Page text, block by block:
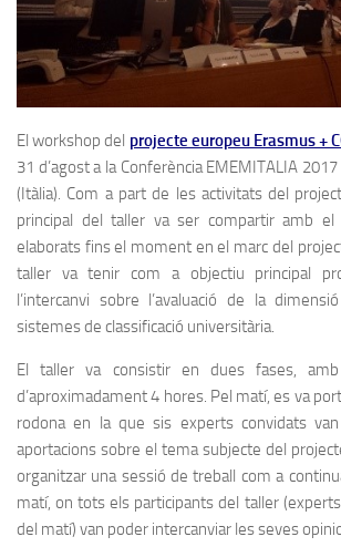
El workshop del projecte europeu Erasmus +
31 d’agost a la Conferència EMEMITALIA
(Itàlia). Com a part de les activitats del
principal del taller va ser compartir amb el
elaborats fins el moment en el marc del
taller va tenir com a objectiu principal
l’intercanvi sobre l’avaluació de la
sistemes de classificació universitària.
El taller va consistir en dues fases,
d’aproximadament 4 hores. Pel matí, es va
rodona en la que sis experts convidats
aportacions sobre el tema subjecte del
organitzar una sessió de treball com a
matí, on tots els participants del taller
del matí) van poder intercanviar les seves